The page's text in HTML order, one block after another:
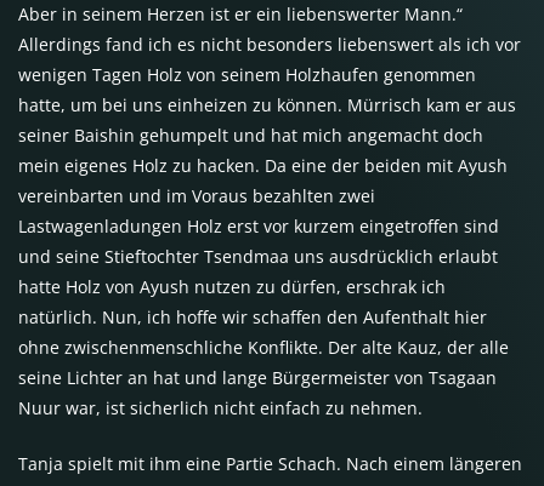
Aber in seinem Herzen ist er ein liebenswerter Mann.“
Allerdings fand ich es nicht besonders liebenswert als ich vor
wenigen Tagen Holz von seinem Holzhaufen genommen
hatte, um bei uns einheizen zu können. Mürrisch kam er aus
seiner Baishin gehumpelt und hat mich angemacht doch
mein eigenes Holz zu hacken. Da eine der beiden mit Ayush
vereinbarten und im Voraus bezahlten zwei
Lastwagenladungen Holz erst vor kurzem eingetroffen sind
und seine Stieftochter Tsendmaa uns ausdrücklich erlaubt
hatte Holz von Ayush nutzen zu dürfen, erschrak ich
natürlich. Nun, ich hoffe wir schaffen den Aufenthalt hier
ohne zwischenmenschliche Konflikte. Der alte Kauz, der alle
seine Lichter an hat und lange Bürgermeister von Tsagaan
Nuur war, ist sicherlich nicht einfach zu nehmen.
Tanja spielt mit ihm eine Partie Schach. Nach einem längeren